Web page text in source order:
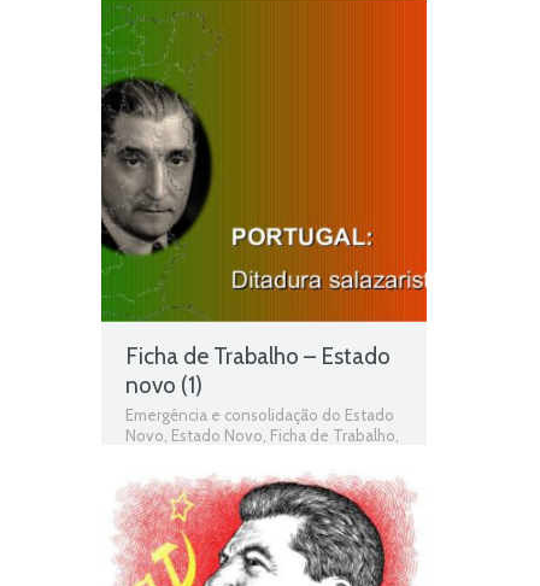
História,História 9º Ano
história
Primeira república portuguesa
Realizações e dificuldades da 1a
Republica
Ficha de Trabalho – Estado
novo (1)
Emergência e consolidação do Estado
Novo Estado Novo Ficha de Trabalho
informativas,História,História 9º Ano,
Jogo de história,Salazarismo,Teste de
Avaliação